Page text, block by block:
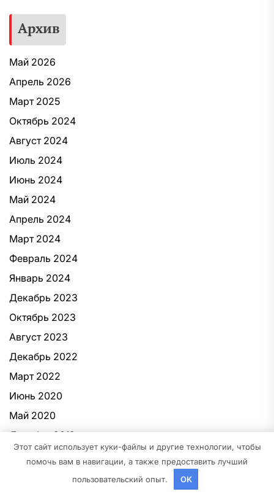
Архив
Май 2026
Апрель 2026
Март 2025
Октябрь 2024
Август 2024
Июль 2024
Июнь 2024
Май 2024
Апрель 2024
Март 2024
Февраль 2024
Январь 2024
Декабрь 2023
Октябрь 2023
Август 2023
Декабрь 2022
Март 2022
Июнь 2020
Май 2020
Декабрь 2019
Этот сайт использует куки-файлы и другие технологии, чтобы
помочь вам в навигации, а также предоставить лучший
пользовательский опыт.
OK